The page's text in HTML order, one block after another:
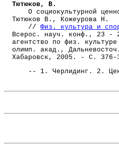
Тютюков, В.
О социокультурной
Тютюков В., Кожеурова Н.
// Физ. культура и
Всерос. науч. конф., 23 -
агентство по физ.
олимп. акад.,
Хабаровск, 2005. - С. 376-
-- 1. Черлидинг. 2.